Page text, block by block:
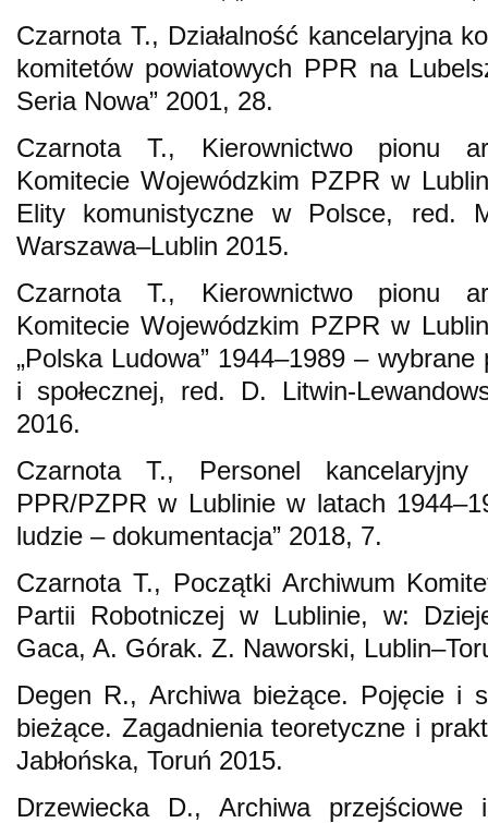
Czarnota T., Działalność kancelaryjna
komitetów powiatowych PPR na
Seria Nowa” 2001, 28.
Czarnota T., Kierownictwo pionu
Komitecie Wojewódzkim PZPR w
Elity komunistyczne w Polsce, red.
Warszawa–Lublin 2015.
Czarnota T., Kierownictwo pionu
Komitecie Wojewódzkim PZPR w
„Polska Ludowa” 1944–1989 –
i społecznej, red. D. Litwin-
2016.
Czarnota T., Personel kancelaryjny
PPR/PZPR w Lublinie w latach
ludzie – dokumentacja” 2018, 7.
Czarnota T., Początki Archiwum
Partii Robotniczej w Lublinie, w:
Gaca, A. Górak. Z. Naworski,
Degen R., Archiwa bieżące. Pojęcie i
bieżące. Zagadnienia teoretyczne i
Jabłońska, Toruń 2015.
Drzewiecka D., Archiwa